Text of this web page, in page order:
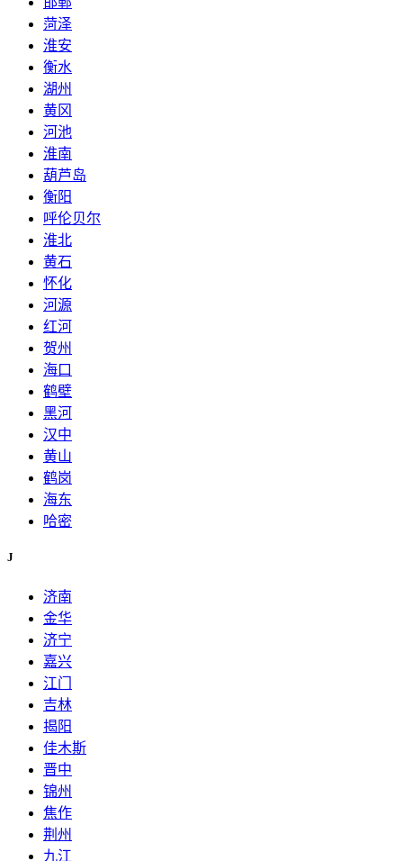
菏泽
淮安
衡水
湖州
黄冈
河池
淮南
葫芦岛
衡阳
呼伦贝尔
淮北
黄石
怀化
河源
红河
贺州
海口
鹤壁
黑河
汉中
黄山
鹤岗
海东
哈密
J
济南
金华
济宁
嘉兴
江门
吉林
揭阳
佳木斯
晋中
锦州
焦作
荆州
九江